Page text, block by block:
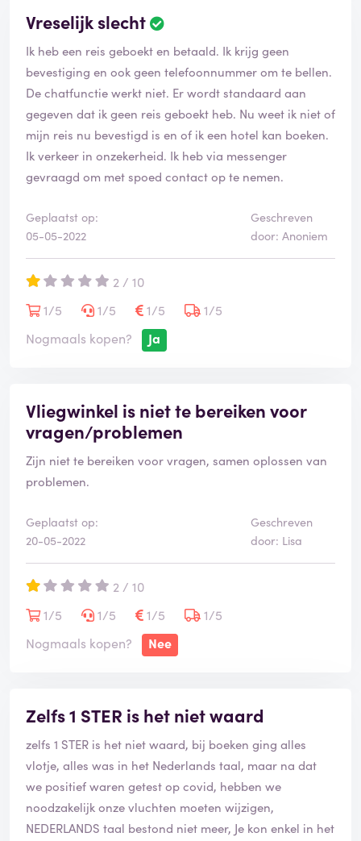
Vreselijk slecht
Ik heb een reis geboekt en betaald. Ik krijg geen
bevestiging en ook geen telefoonnummer om te bellen.
De chatfunctie werkt niet. Er wordt standaard aan
gegeven dat ik geen reis geboekt heb. Nu weet ik niet of
mijn reis nu bevestigd is en of ik een hotel kan boeken.
Ik verkeer in onzekerheid. Ik heb via messenger
gevraagd om met spoed contact op te nemen.
Geplaatst op:
05-05-2022
Geschreven
door: Anoniem
2 / 10
1/5
1/5 1/5
1/5
Nogmaals kopen?
Ja
Vliegwinkel is niet te bereiken voor
vragen/problemen
Zijn niet te bereiken voor vragen, samen oplossen van
problemen.
Geplaatst op:
20-05-2022
Geschreven
door: Lisa
2 / 10
1/5
1/5 1/5
1/5
Nogmaals kopen?
Nee
Zelfs 1 STER is het niet waard
zelfs 1 STER is het niet waard, bij boeken ging alles
vlotje, alles was in het Nederlands taal, maar na dat
we positief waren getest op covid, hebben we
noodzakelijk onze vluchten moeten wijzigen,
NEDERLANDS taal bestond niet meer, Je kon enkel in het